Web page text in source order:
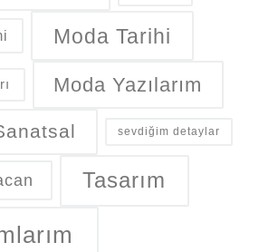
Moda Tarihi
Moda Yazılarım
sevdiğim detaylar
Tasarım